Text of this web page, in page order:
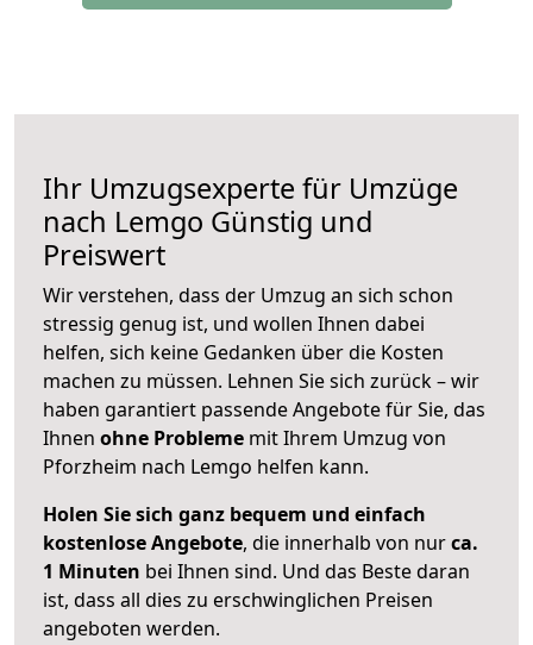
Ihr Umzugsexperte für Umzüge
nach Lemgo Günstig und
Preiswert
Wir verstehen, dass der Umzug an sich schon
stressig genug ist, und wollen Ihnen dabei
helfen, sich keine Gedanken über die Kosten
machen zu müssen. Lehnen Sie sich zurück – wir
haben garantiert passende Angebote für Sie, das
Ihnen ohne Probleme mit Ihrem Umzug von
Pforzheim nach Lemgo helfen kann.
Holen Sie sich ganz bequem und einfach
kostenlose Angebote, die innerhalb von nurca.
1 Minuten bei Ihnen sind. Und das Beste daran
ist, dass all dies zu erschwinglichen Preisen
angeboten werden.